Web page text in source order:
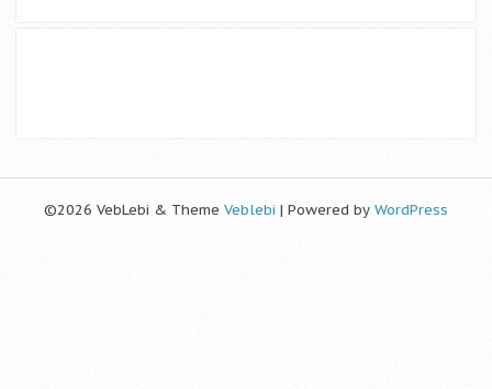
©2026 VebLebi & Theme Veblebi | Powered by WordPress